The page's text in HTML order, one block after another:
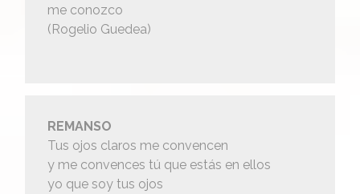
me conozco
(Rogelio Guedea)
REMANSO
Tus ojos claros me convencen
y me convences tú que estás en ellos
yo que soy tus ojos